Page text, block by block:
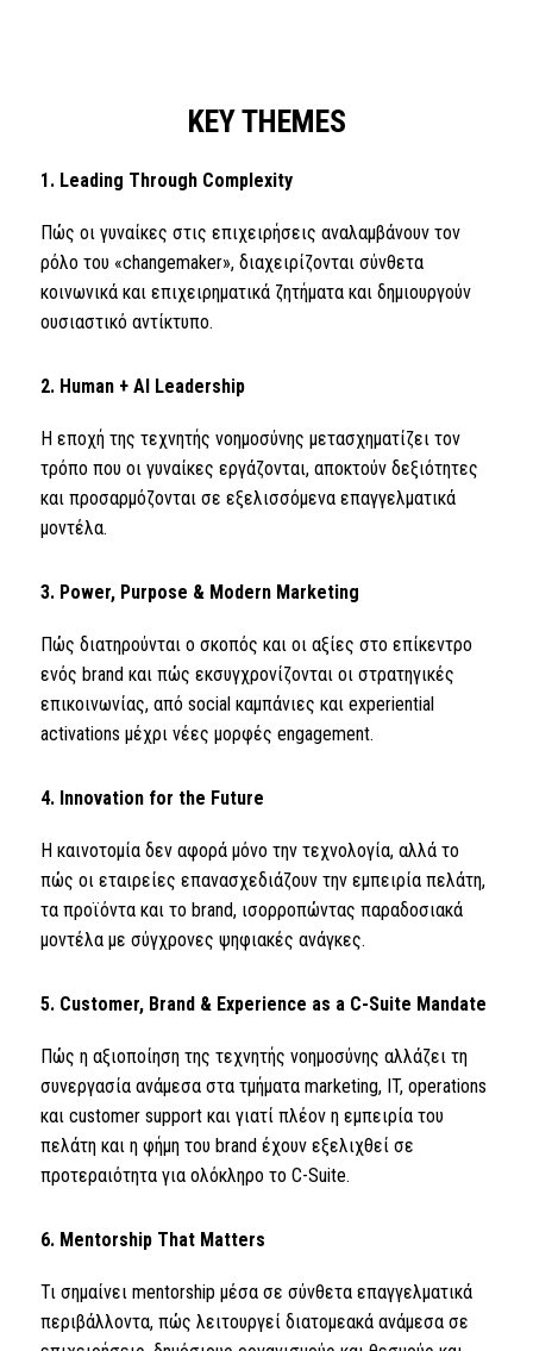
KEY THEMES
1. Leading Through Complexity
Πώς οι γυναίκες στις επιχειρήσεις αναλαμβάνουν τον
ρόλο του «changemaker», διαχειρίζονται σύνθετα
κοινωνικά και επιχειρηματικά ζητήματα και δημιουργούν
ουσιαστικό αντίκτυπο.
2. Human + AI Leadership
Η εποχή της τεχνητής νοημοσύνης μετασχηματίζει τον
τρόπο που οι γυναίκες εργάζονται, αποκτούν δεξιότητες
και προσαρμόζονται σε εξελισσόμενα επαγγελματικά
μοντέλα.
3. Power, Purpose & Modern Marketing
Πώς διατηρούνται ο σκοπός και οι αξίες στο επίκεντρο
ενός brand και πώς εκσυγχρονίζονται οι στρατηγικές
επικοινωνίας, από social καμπάνιες και experiential
activations μέχρι νέες μορφές engagement.
4. Innovation for the Future
Η καινοτομία δεν αφορά μόνο την τεχνολογία, αλλά το
πώς οι εταιρείες επανασχεδιάζουν την εμπειρία πελάτη,
τα προϊόντα και το brand, ισορροπώντας παραδοσιακά
μοντέλα με σύγχρονες ψηφιακές ανάγκες.
5. Customer, Brand & Experience as a C-Suite Mandate
Πώς η αξιοποίηση της τεχνητής νοημοσύνης αλλάζει τη
συνεργασία ανάμεσα στα τμήματα marketing, IT, operations
και customer support και γιατί πλέον η εμπειρία του
πελάτη και η φήμη του brand έχουν εξελιχθεί σε
προτεραιότητα για ολόκληρο το C-Suite.
6. Mentorship That Matters
Τι σημαίνει mentorship μέσα σε σύνθετα επαγγελματικά
περιβάλλοντα, πώς λειτουργεί διατομεακά ανάμεσα σε